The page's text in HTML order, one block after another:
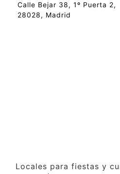
Calle Bejar 38, 1º Puerta 2,
28028, Madrid
Locales para fiestas y